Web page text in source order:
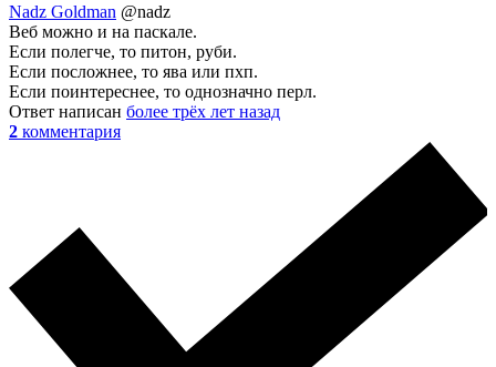
Nadz Goldman @nadz
Веб можно и на паскале.
Если полегче, то питон, руби.
Если посложнее, то ява или пхп.
Если поинтереснее, то однозначно перл.
Ответ написан более трёх лет назад
2 комментария